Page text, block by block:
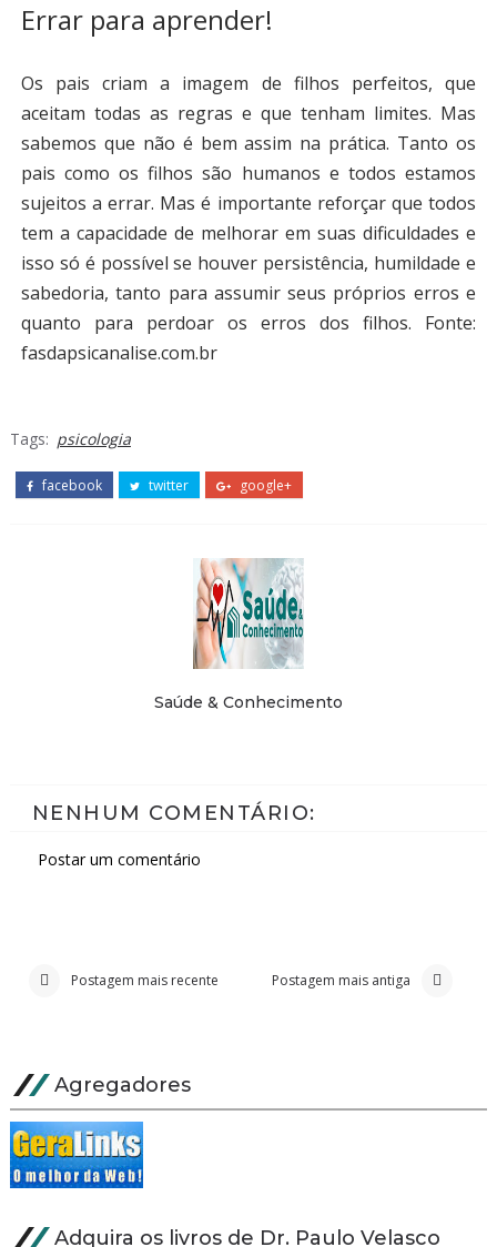
Errar para aprender!
Os pais criam a imagem de filhos perfeitos, que
aceitam todas as regras e que tenham limites. Mas
sabemos que não é bem assim na prática. Tanto os
pais como os filhos são humanos e todos estamos
sujeitos a errar. Mas é importante reforçar que todos
tem a capacidade de melhorar em suas dificuldades e
isso só é possível se houver persistência, humildade e
sabedoria, tanto para assumir seus próprios erros e
quanto para perdoar os erros dos filhos. Fonte:
fasdapsicanalise.com.br
Tags: psicologia
facebook twitter google+
Saúde & Conhecimento
NENHUM COMENTÁRIO:
Postar um comentário
Postagem mais recente Postagem mais antiga
Agregadores
Adquira os livros de Dr. Paulo Velasco